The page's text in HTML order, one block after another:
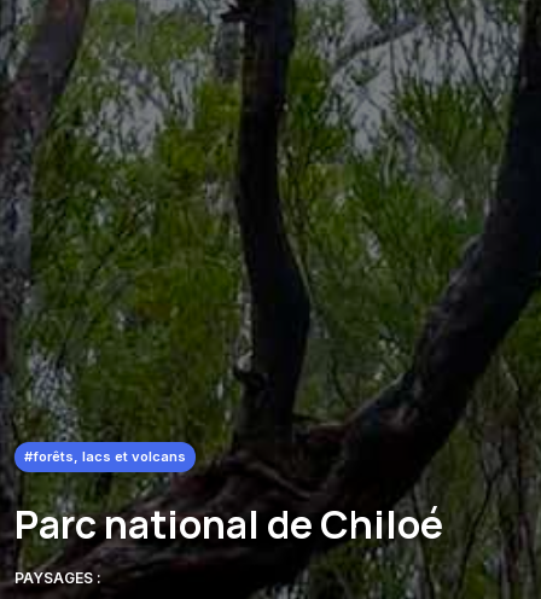
#forêts, lacs et volcans
Parc national de Chiloé
PAYSAGES :
INCONTOURNABLES